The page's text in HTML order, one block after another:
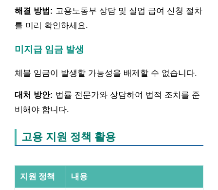
해결 방법: 고용노동부 상담 및 실업 급여 신청 절차
를 미리 확인하세요.
미지급 임금 발생
체불 임금이 발생할 가능성을 배제할 수 없습니다.
대처 방안: 법률 전문가와 상담하여 법적 조치를 준
비해야 합니다.
고용 지원 정책 활용
지원 정책 내용